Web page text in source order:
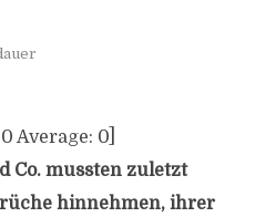
0 Average: 0]
Co. mussten zuletzt
hinnehmen, ihrer